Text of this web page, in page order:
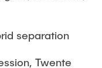
separation
Twente